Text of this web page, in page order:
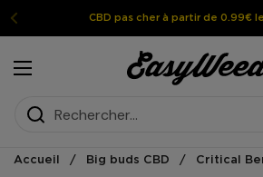
Passer au contenuCBD pas cher à partir de 0.99€
Ouvrir le menu
Accueil / Big buds CBD / Critical